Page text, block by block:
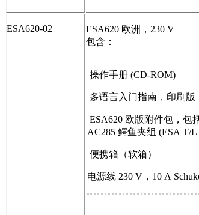
ESA620-02
ESA620 欧洲，230 V
包含：
操作手册 (CD-ROM)
多语言入门指南，印刷版
ESA620 欧版附件包，包
AC285 鳄鱼夹组 (ESA T/
便携箱（软箱）
电源线 230 V，10 A